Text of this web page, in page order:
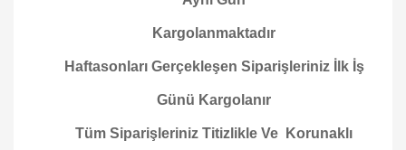
Kargolanmaktadır
Haftasonları Gerçekleşen Siparişleriniz İlk İş
Günü Kargolanır
Tüm Siparişleriniz Titizlikle Ve Korunaklı